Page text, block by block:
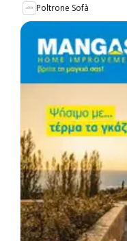
Poltrone Sofà